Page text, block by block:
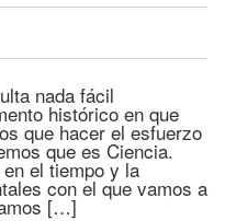
nada fácil
histórico en que
que hacer el esfuerzo
que es Ciencia.
el tiempo y la
con el que vamos a
[…]